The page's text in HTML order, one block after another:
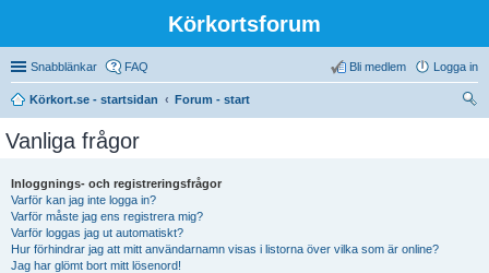
Körkortsforum
Snabblänkar FAQ Logga in
Bli medlem
Körkort.se - startsidan
Forum - start
Vanliga frågor
Inloggnings- och registreringsfrågor
Varför kan jag inte logga in?
Varför måste jag ens registrera mig?
Varför loggas jag ut automatiskt?
Hur förhindrar jag att mitt användarnamn visas i listorna över vilka som är online?
Jag har glömt bort mitt lösenord!